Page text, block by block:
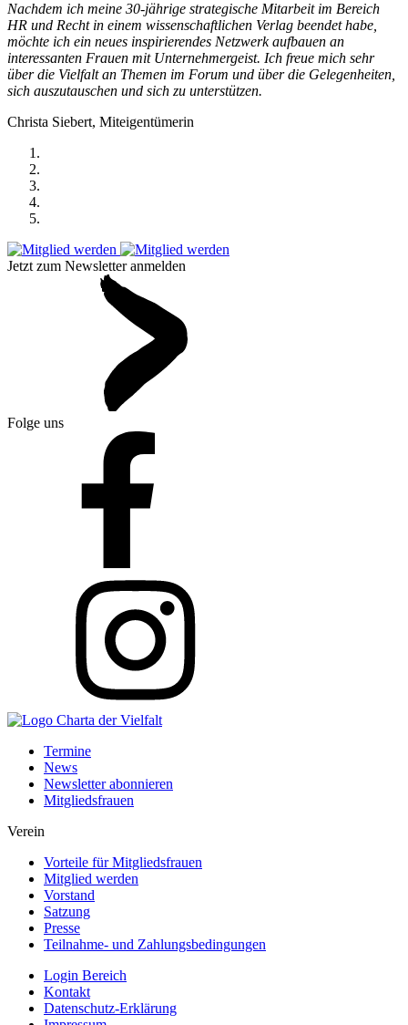
Nachdem ich meine 30-jährige strategische Mitarbeit im Bereich
HR und Recht in einem wissenschaftlichen Verlag beendet habe,
möchte ich ein neues inspirierendes Netzwerk aufbauen an
interessanten Frauen mit Unternehmergeist. Ich freue mich sehr
über die Vielfalt an Themen im Forum und über die Gelegenheiten,
sich auszutauschen und sich zu unterstützen.
Christa Siebert, Miteigentümerin
Jetzt zum Newsletter anmelden
Folge uns
Termine
News
Newsletter abonnieren
Mitgliedsfrauen
Verein
Vorteile für Mitgliedsfrauen
Mitglied werden
Vorstand
Satzung
Presse
Teilnahme- und Zahlungsbedingungen
Login Bereich
Kontakt
Datenschutz-Erklärung